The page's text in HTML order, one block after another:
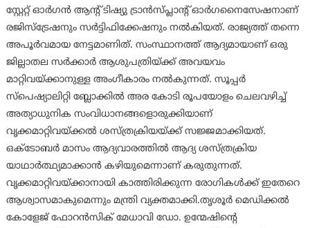
സ്റ്റേറ്റ് ഓര്‍ഗന്‍ ആന്റ് ടിഷ്യു ട്രാന്‍സ്പ്ലാന്റ് ഓര്‍ഗനൈസേഷനാണ്
രജിസ്‌ട്രേഷനും സര്‍ട്ടിഫിക്കേഷനും നല്‍കിയത്. രാജ്യത്ത് തന്നെ
അപൂര്‍വമായ നേട്ടമാണിത്. സംസ്ഥാനത്ത് ആദ്യമായാണ് ഒരു
ജില്ലാതല സര്‍ക്കാര്‍ ആശുപത്രിയ്ക്ക് അവയവം
മാറ്റിവയ്ക്കാനുള്ള അംഗീകാരം നല്‍കുന്നത്. സൂപ്പര്‍
സ്‌പെഷ്യാലിറ്റി ബ്ലോക്കില്‍ അര കോടി രൂപയോളം ചെലവഴിച്ച്
അത്യാധുനിക സംവിധാനങ്ങളൊരുക്കിയാണ്
വൃക്കമാറ്റിവയ്ക്കല്‍ ശസ്ത്രക്രിയയ്ക്ക് സജ്ജമാക്കിയത്.
ഒക്ടോബര്‍ മാസം ആദ്യവാരത്തില്‍ ആദ്യ ശസ്ത്രക്രിയ
യാഥാര്‍ത്ഥ്യമാക്കാന്‍ കഴിയുമെന്നാണ് കരുതുന്നത്.
വൃക്കമാറ്റിവയ്ക്കാനായി കാത്തിരിക്കുന്ന രോഗികള്‍ക്ക് ഇതേറെ
ആശ്വാസമാകുമെന്നും മന്ത്രി വ്യക്തമാക്കി.തൃശൂര്‍ മെഡിക്കല്‍
കോളേജ് ഫോറന്‍സിക് മേധാവി ഡോ. ഉന്മേഷിന്റെ